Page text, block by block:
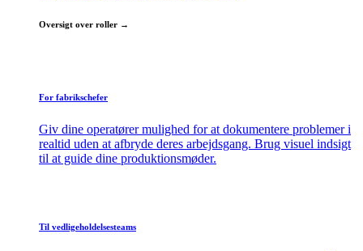
Oversigt over roller →
For fabrikschefer
Giv dine operatører mulighed for at dokumentere problemer i
realtid uden at afbryde deres arbejdsgang. Brug visuel indsigt
til at guide dine produktionsmøder.
Til vedligeholdelsesteams